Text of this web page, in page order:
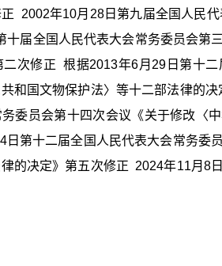
2002年10月28日第九届全国人民
十届全国人民代表大会常务委员会第
次修正 根据2013年6月29日第十
共和国文物保护法〉等十二部法律的
委员会第十四次会议《关于修改〈
第十二届全国人民代表大会常务委
的决定》第五次修正 2024年11月8